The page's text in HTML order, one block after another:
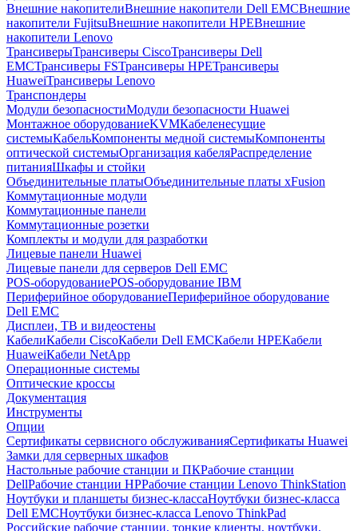
Внешние накопителиВнешние накопители Dell EMCВнешние
накопители FujitsuВнешние накопители HPEВнешние
накопители Lenovo
ТрансиверыТрансиверы CiscoТрансиверы Dell
EMCТрансиверы FSТрансиверы HPEТрансиверы
HuaweiТрансиверы Lenovo
Транспондеры
Модули безопасностиМодули безопасности Huawei
Монтажное оборудованиеKVMКабеленесущие
системыКабельКомпоненты медной системыКомпоненты
оптической системыОрганизация кабеляРаспределение
питанияШкафы и стойки
Объединительные платыОбъединительные платы xFusion
Коммутационные модули
Коммутационные панели
Коммутационные розетки
Комплекты и модули для разработки
Лицевые панели Huawei
Лицевые панели для серверов Dell EMC
POS-оборудованиеPOS-оборудование IBM
Периферийное оборудованиеПериферийное оборудование
Dell EMC
Дисплеи, ТВ и видеостены
КабелиКабели CiscoКабели Dell EMCКабели HPEКабели
HuaweiКабели NetApp
Операционные системы
Оптические кроссы
Документация
Инструменты
Опции
Сертификаты сервисного обслуживанияСертификаты Huawei
Замки для серверных шкафов
Настольные рабочие станции и ПКРабочие станции
DellРабочие станции HPРабочие станции Lenovo ThinkStation
Ноутбуки и планшеты бизнес-классаНоутбуки бизнес-класса
Dell EMCНоутбуки бизнес-класса Lenovo ThinkPad
Российские рабочие станции, тонкие клиенты, ноутбуки,